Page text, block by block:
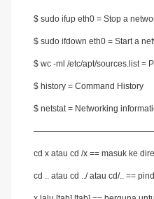
$ sudo ifup eth0 = Stop a
$ sudo ifdown eth0 = Start a
$ wc -ml /etc/apt/sources.list =
$ history = Command History
$ netstat = Networking
cd x atau cd /x == masuk ke
cd .. atau cd ../ atau cd/.. ==